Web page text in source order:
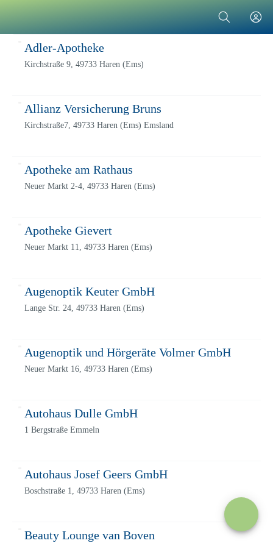
Adler-Apotheke
Kirchstraße 9, 49733 Haren (Ems)
Allianz Versicherung Bruns
Kirchstraße7, 49733 Haren (Ems) Emsland
Apotheke am Rathaus
Neuer Markt 2-4, 49733 Haren (Ems)
Apotheke Gievert
Neuer Markt 11, 49733 Haren (Ems)
Augenoptik Keuter GmbH
Lange Str. 24, 49733 Haren (Ems)
Augenoptik und Hörgeräte Volmer GmbH
Neuer Markt 16, 49733 Haren (Ems)
Autohaus Dulle GmbH
1 Bergstraße Emmeln
Autohaus Josef Geers GmbH
Boschstraße 1, 49733 Haren (Ems)
Beauty Lounge van Boven